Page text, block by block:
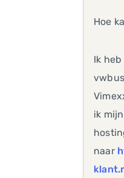
Hoe
Ik
ik
naar